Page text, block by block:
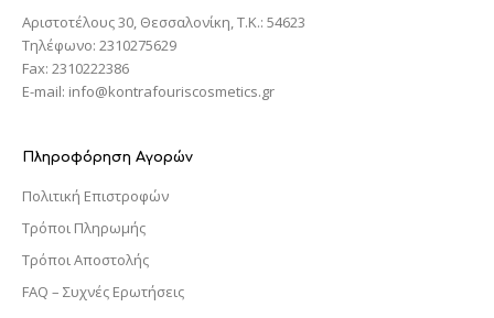
Αριστοτέλους 30, Θεσσαλονίκη, T.K.: 54623
Τηλέφωνο: 2310275629
Fax: 2310222386
E-mail: info@kontrafouriscosmetics.gr
Πληροφόρηση Αγορών
Πολιτική Επιστροφών
Τρόποι Πληρωμής
Τρόποι Αποστολής
FAQ – Συχνές Ερωτήσεις